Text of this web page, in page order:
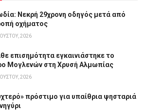
Νεκρή 29χρονη οδηγός μετά από
οχήματος
2026
επισημότητα εγκαινιάστηκε το
Μογλενών στη Χρυσή Αλμωπίας
2026
πρόστιμο για υπαίθρια ψησταριά